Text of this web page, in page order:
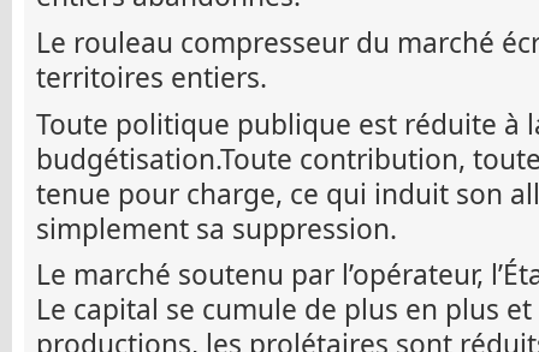
Le rouleau compresseur du marché
territoires entiers.
Toute politique publique est réduite à
budgétisation.Toute contribution,
tenue pour charge, ce qui induit son
simplement sa suppression.
Le marché soutenu par l’opérateur,
Le capital se cumule de plus en plus